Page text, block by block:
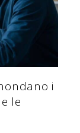
i
le